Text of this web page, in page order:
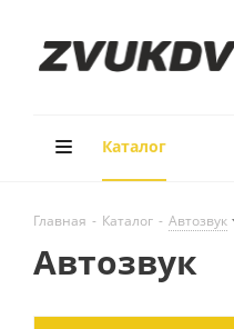
Каталог
Главная - Каталог - Автозвук
Автозвук